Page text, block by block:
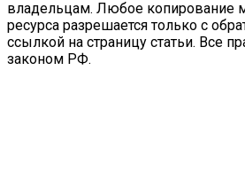
владельцам. Любое копирование
ресурса разрешается только с
ссылкой на страницу статьи. Все
законом РФ.